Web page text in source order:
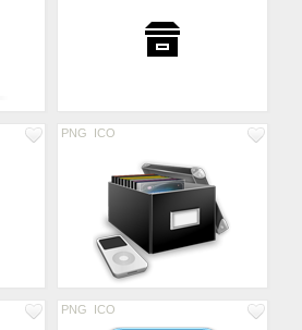
PNG ICO
PNG ICO